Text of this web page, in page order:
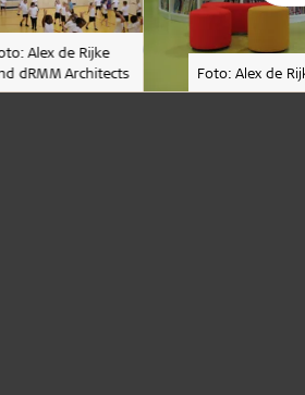
Alex de Rijke
dRMM Architects
Foto: Alex de